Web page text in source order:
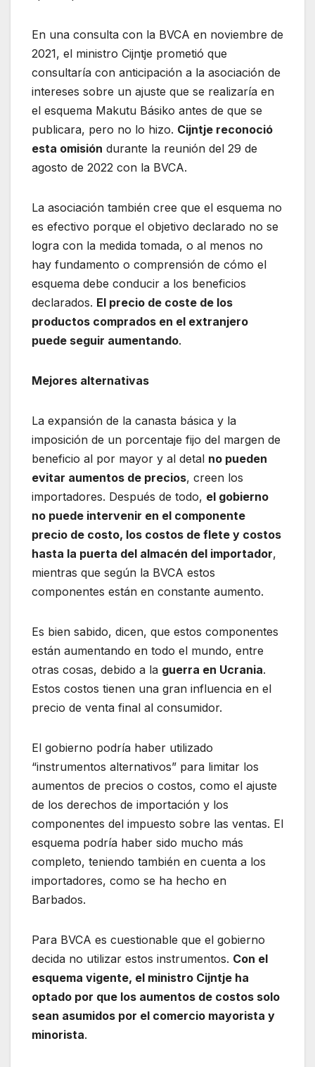
En una consulta con la BVCA en noviembre de
2021, el ministro Cijntje prometió que
consultaría con anticipación a la asociación de
intereses sobre un ajuste que se realizaría en
el esquema Makutu Básiko antes de que se
publicara, pero no lo hizo. Cijntje reconoció
esta omisión durante la reunión del 29 de
agosto de 2022 con la BVCA.
La asociación también cree que el esquema no
es efectivo porque el objetivo declarado no se
logra con la medida tomada, o al menos no
hay fundamento o comprensión de cómo el
esquema debe conducir a los beneficios
declarados. El precio de coste de los
productos comprados en el extranjero
puede seguir aumentando.
Mejores alternativas
La expansión de la canasta básica y la
imposición de un porcentaje fijo del margen de
beneficio al por mayor y al detal no pueden
evitar aumentos de precios, creen los
importadores. Después de todo, el gobierno
no puede intervenir en el componente
precio de costo, los costos de flete y costos
hasta la puerta del almacén del importador,
mientras que según la BVCA estos
componentes están en constante aumento.
Es bien sabido, dicen, que estos componentes
están aumentando en todo el mundo, entre
otras cosas, debido a la guerra en Ucrania.
Estos costos tienen una gran influencia en el
precio de venta final al consumidor.
El gobierno podría haber utilizado
“instrumentos alternativos” para limitar los
aumentos de precios o costos, como el ajuste
de los derechos de importación y los
componentes del impuesto sobre las ventas. El
esquema podría haber sido mucho más
completo, teniendo también en cuenta a los
importadores, como se ha hecho en
Barbados.
Para BVCA es cuestionable que el gobierno
decida no utilizar estos instrumentos. Con el
esquema vigente, el ministro Cijntje ha
optado por que los aumentos de costos solo
sean asumidos por el comercio mayorista y
minorista.